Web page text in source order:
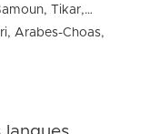
Tikar,…
Arabes-Choas,